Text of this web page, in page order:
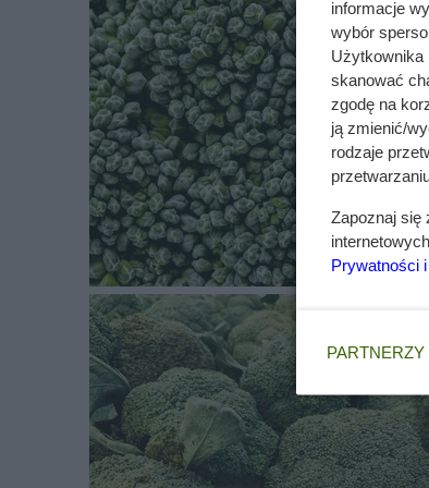
się kwiaty brokuła, które w dojrzałym
cm średnicy. Do największych zalet tego
antynowotworowej. Jednocześnie ta
Istnieją odmiany brokuła, które różnią się
Brokuł gałązkowy– często
charakteryzuje się szparagową nutą.
pąkami. W porównaniu do zwykłego
odżywcze oraz witaminy. A może
Chronos- odmiany brokuła
ogrodzie tej odmiany jest odporna na
Cezar - sadzonki określane jako
Ta odmiana warzyw kapustnych
świeżo.
Sebastian– odmiana warzyw
zarówno wczesną wiosną, jak i
spożycia.
informacje
wybór
Użytkownika
skanować
zgodę na
ją zmienić/
rodzaje
Zapoznaj się
Prywatności
PARTNERZY